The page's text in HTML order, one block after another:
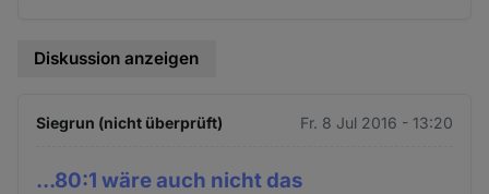
Diskussion anzeigen
Siegrun (nicht überprüft) Fr. 8 Jul 2016 - 13:20
...80:1 wäre auch nicht das